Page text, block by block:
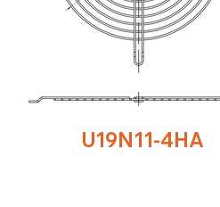
U19N11-4HA